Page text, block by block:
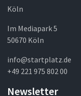
Köln
Im Mediapark 5
50670 Köln
info@startplatz.de
+49 221 975 802 00
Newsletter